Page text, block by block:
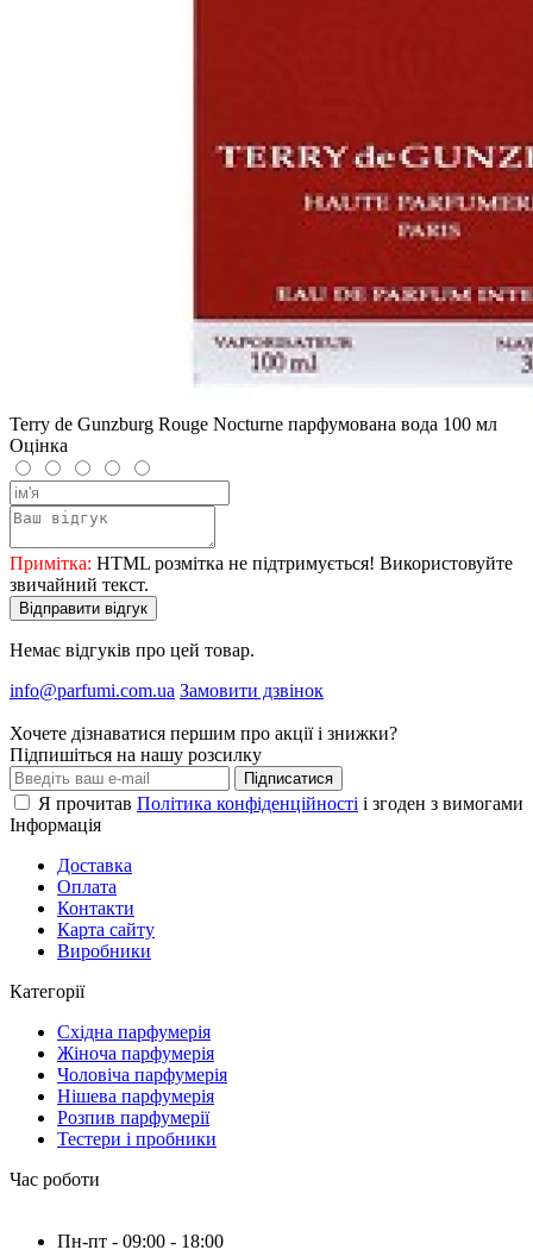
Terry de Gunzburg Rouge Nocturne парфумована вода 100 мл
Оцінка
Примітка: HTML розмітка не підтримується! Використовуйте
звичайний текст.
Відправити відгук
Немає відгуків про цей товар.
info@parfumi.com.ua Замовити дзвінок
Хочете дізнаватися першим про акції і знижки?
Підпишіться на нашу розсилку
Підписатися
Я прочитав Політика конфіденційності і згоден з вимогами
Інформація
Доставка
Оплата
Контакти
Карта сайту
Виробники
Категорії
Східна парфумерія
Жіноча парфумерія
Чоловіча парфумерія
Нішева парфумерія
Розпив парфумерії
Тестери і пробники
Час роботи
Пн-пт - 09:00 - 18:00